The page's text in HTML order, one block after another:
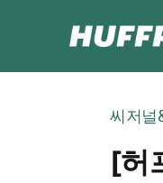
씨저널
[허